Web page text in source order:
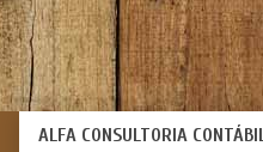
ALFA CONSULTORIA CONTÁBIL